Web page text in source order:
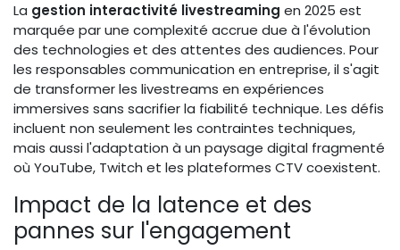
La gestion interactivité livestreaming en 2025 est
marquée par une complexité accrue due à l'évolution
des technologies et des attentes des audiences. Pour
les responsables communication en entreprise, il s'agit
de transformer les livestreams en expériences
immersives sans sacrifier la fiabilité technique. Les défis
incluent non seulement les contraintes techniques,
mais aussi l'adaptation à un paysage digital fragmenté
où YouTube, Twitch et les plateformes CTV coexistent.
Impact de la latence et des
pannes sur l'engagement